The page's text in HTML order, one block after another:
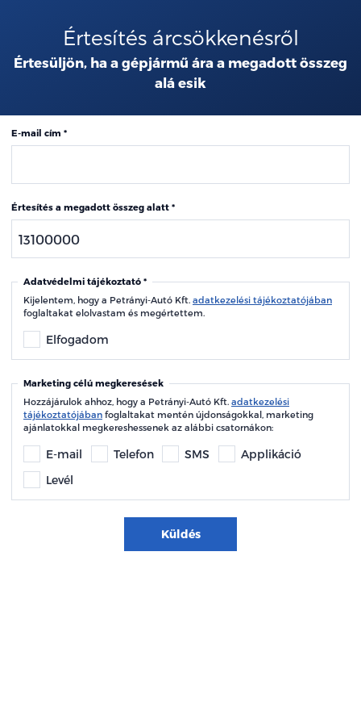
Értesítés árcsökkenésről
Értesüljön, ha a gépjármű ára a megadott összeg
alá esik
E-mail cím
Értesítés a megadott összeg alatt
Adatvédelmi tájékoztató
Kijelentem, hogy a Petrányi-Autó Kft. adatkezelési tájékoztatójában
foglaltakat elolvastam és megértettem.
Elfogadom
Marketing célú megkeresések
Hozzájárulok ahhoz, hogy a Petrányi-Autó Kft. adatkezelési
tájékoztatójában foglaltakat mentén újdonságokkal, marketing
ajánlatokkal megkereshessenek az alábbi csatornákon:
E-mail Telefon SMS
Applikáció
Levél
Küldés